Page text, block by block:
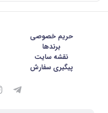
حریم خصوصی
برندها
نقشه سایت
پیگیری سفارش